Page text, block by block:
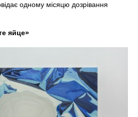
одному місяцю дозрівання
яйце»